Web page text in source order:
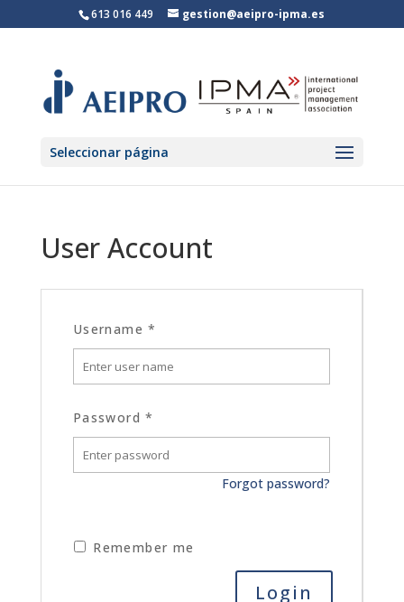
613 016 449 gestion@aeipro-ipma.es
Seleccionar página
User Account
Username*
Password*
Forgot password?
Remember me